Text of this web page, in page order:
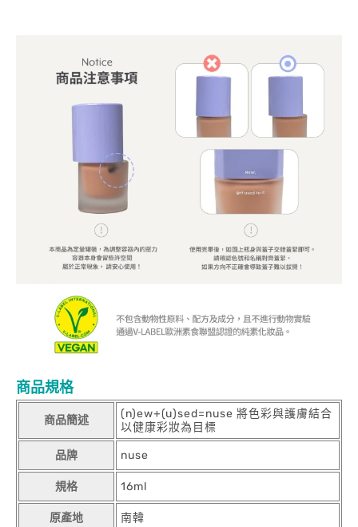
商品規格
商品簡述
(n)ew+(u)sed=nuse 將色彩與護膚結合
以健康彩妝為目標
品牌 nuse
規格 16ml
原產地 南韓